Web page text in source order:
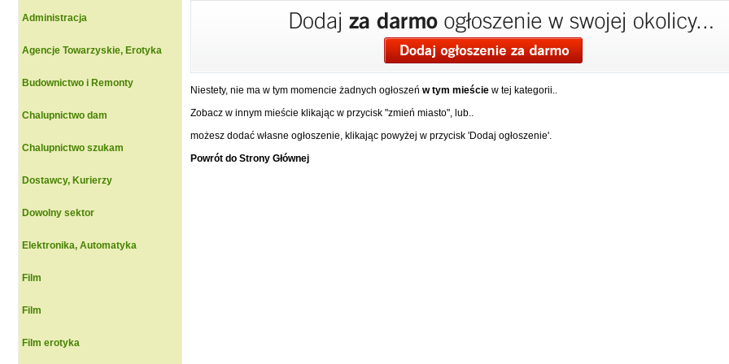
Administracja
Agencje Towarzyskie, Erotyka
Budownictwo i Remonty
Chalupnictwo dam
Chalupnictwo szukam
Dostawcy, Kurierzy
Dowolny sektor
Elektronika, Automatyka
Film
Film
Film erotyka
Niestety, nie ma w tym momencie żadnych ogłoszeń w tym mieście w tej kategorii..
Zobacz w innym mieście klikając w przycisk "zmień miasto", lub..
możesz dodać własne ogłoszenie, klikając powyżej w przycisk 'Dodaj ogłoszenie'.
Powrót do Strony Głównej